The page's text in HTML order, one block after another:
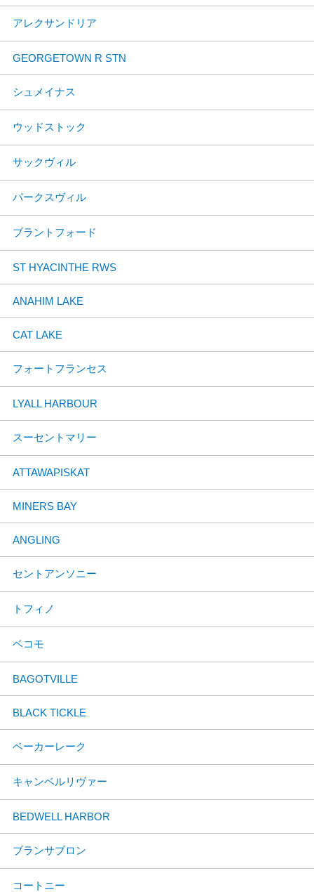
アレクサンドリア
GEORGETOWN R STN
シュメイナス
ウッドストック
サックヴィル
パークスヴィル
ブラントフォード
ST HYACINTHE RWS
ANAHIM LAKE
CAT LAKE
フォートフランセス
LYALL HARBOUR
スーセントマリー
ATTAWAPISKAT
MINERS BAY
ANGLING
セントアンソニー
トフィノ
ベコモ
BAGOTVILLE
BLACK TICKLE
ベーカーレーク
キャンベルリヴァー
BEDWELL HARBOR
ブランサブロン
コートニー